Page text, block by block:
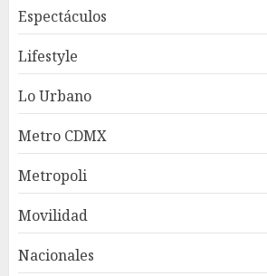
Espectáculos
Lifestyle
Lo Urbano
Metro CDMX
Metropoli
Movilidad
Nacionales